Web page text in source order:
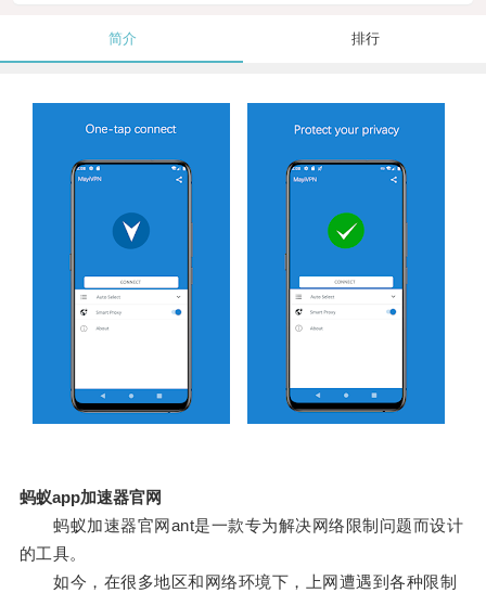
简介 排行
蚂蚁app加速器官网
蚂蚁加速器官网ant是一款专为解决网络限制问题而设计
的工具。
如今，在很多地区和网络环境下，上网遭遇到各种限制